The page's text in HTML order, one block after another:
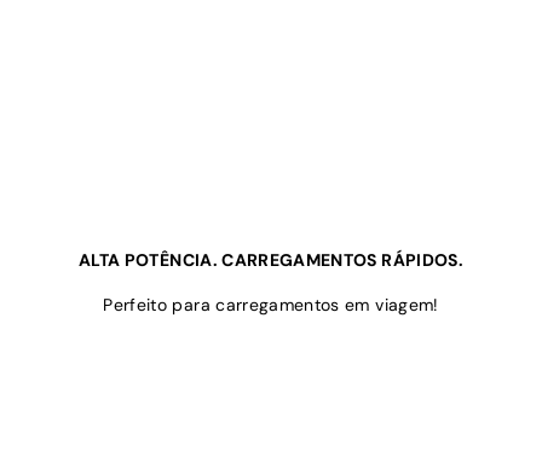
ALTA POTÊNCIA. CARREGAMENTOS RÁPIDOS.
Perfeito para carregamentos em viagem!